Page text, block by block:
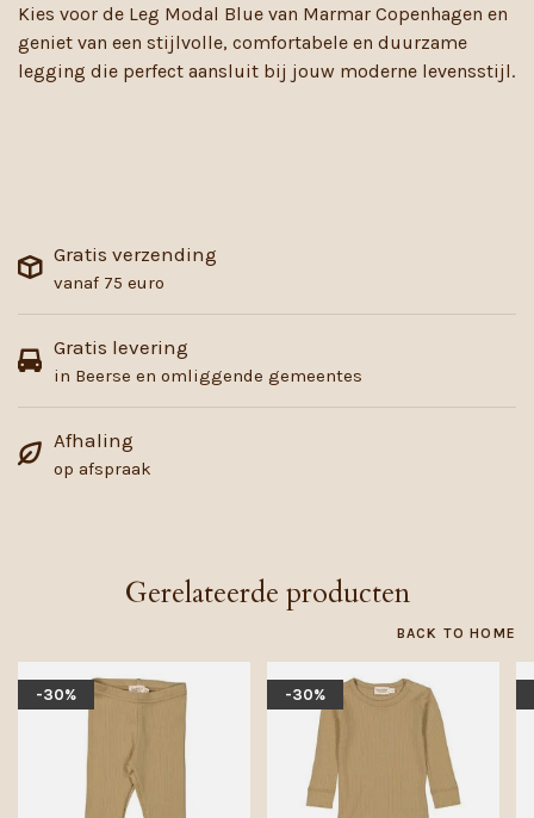
Kies voor de Leg Modal Blue van Marmar Copenhagen en
geniet van een stijlvolle, comfortabele en duurzame
legging die perfect aansluit bij jouw moderne levensstijl.
Gratis verzending
vanaf 75 euro
Gratis levering
in Beerse en omliggende gemeentes
Afhaling
op afspraak
Gerelateerde producten
BACK TO HOME
-30% -30%